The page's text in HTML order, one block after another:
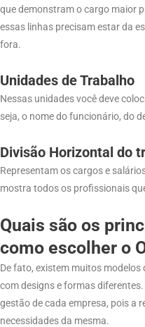
que demonstram o cargo maior
essas linhas precisam estar da
fora.
Unidades de Trabalho
Nessas unidades você deve
seja, o nome do funcionário, do
Divisão Horizontal do
Representam os cargos e
mostra todos os profissionais
Quais são os
como escolher o
De fato, existem muitos
com designs e formas
gestão de cada empresa, pois a
necessidades da mesma.